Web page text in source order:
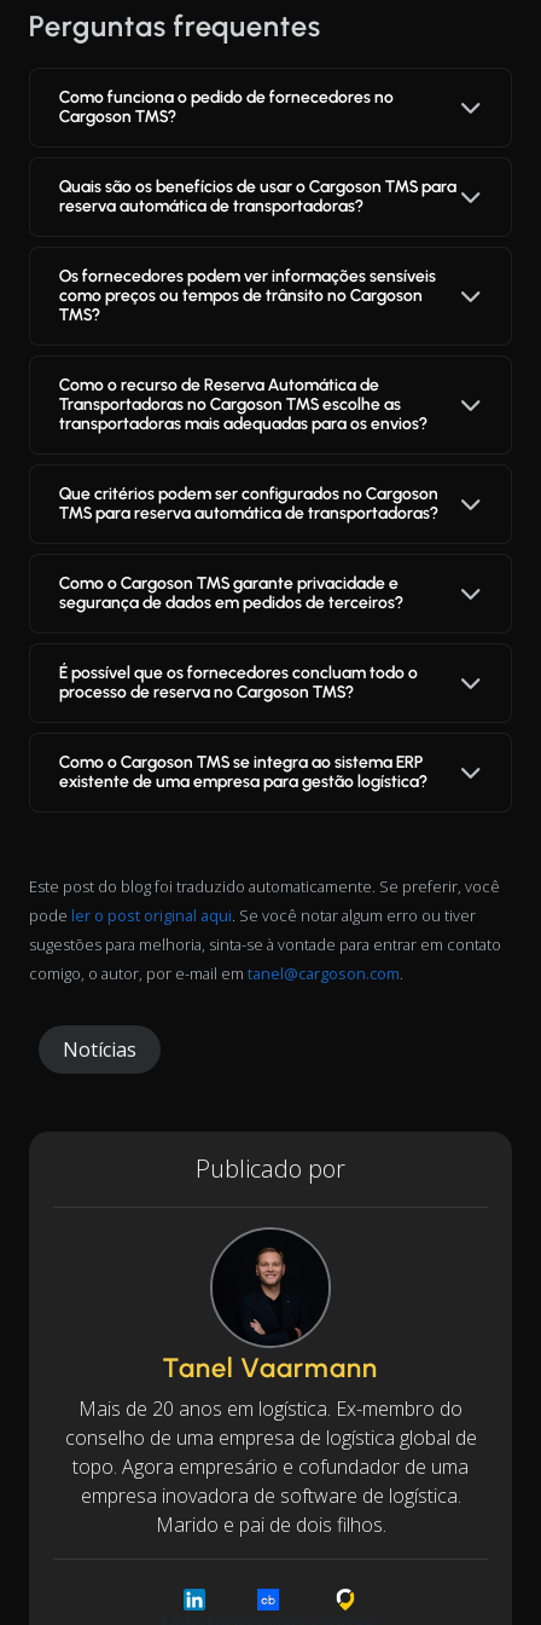
Perguntas frequentes
Como funciona o pedido de fornecedores no
Cargoson TMS?
Quais são os benefícios de usar o Cargoson TMS para
reserva automática de transportadoras?
Os fornecedores podem ver informações sensíveis
como preços ou tempos de trânsito no Cargoson
TMS?
Como o recurso de Reserva Automática de
Transportadoras no Cargoson TMS escolhe as
transportadoras mais adequadas para os envios?
Que critérios podem ser configurados no Cargoson
TMS para reserva automática de transportadoras?
Como o Cargoson TMS garante privacidade e
segurança de dados em pedidos de terceiros?
É possível que os fornecedores concluam todo o
processo de reserva no Cargoson TMS?
Como o Cargoson TMS se integra ao sistema ERP
existente de uma empresa para gestão logística?
Este post do blog foi traduzido automaticamente. Se preferir, você
pode ler o post original aqui. Se você notar algum erro ou tiver
sugestões para melhoria, sinta-se à vontade para entrar em contato
comigo, o autor, por e-mail em tanel@cargoson.com.
Notícias
Publicado por
Tanel Vaarmann
Mais de 20 anos em logística. Ex-membro do
conselho de uma empresa de logística global de
topo. Agora empresário e cofundador de uma
empresa inovadora de software de logística.
Marido e pai de dois filhos.